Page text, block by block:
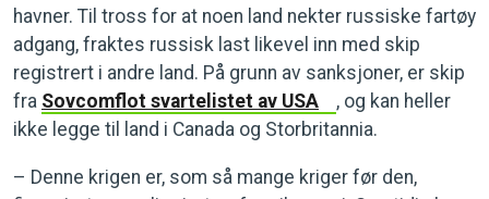
havner. Til tross for at noen land nekter russiske fartøy
adgang, fraktes russisk last likevel inn med skip
registrert i andre land. På grunn av sanksjoner, er skip
fra Sovcomflot svartelistet av USA
, og kan heller
ikke legge til land i Canada og Storbritannia.
– Denne krigen er, som så mange kriger før den,